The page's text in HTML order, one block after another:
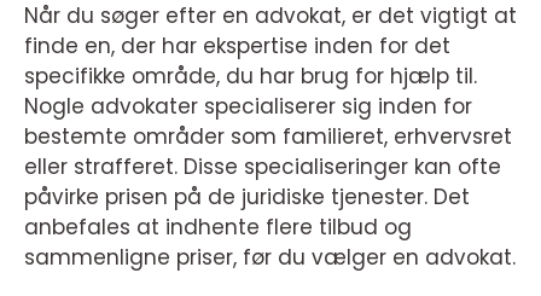
Når du søger efter en advokat, er det vigtigt at
finde en, der har ekspertise inden for det
specifikke område, du har brug for hjælp til.
Nogle advokater specialiserer sig inden for
bestemte områder som familieret, erhvervsret
eller strafferet. Disse specialiseringer kan ofte
påvirke prisen på de juridiske tjenester. Det
anbefales at indhente flere tilbud og
sammenligne priser, før du vælger en advokat.